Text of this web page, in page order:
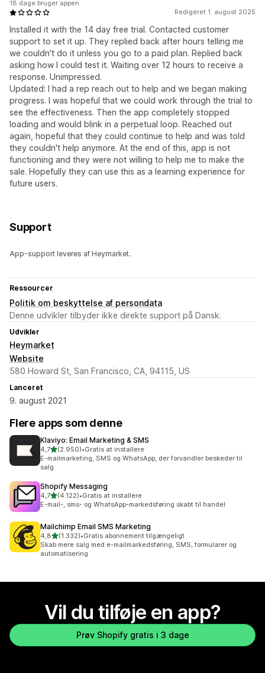
Redigeret 1. august 2025
Installed it with the 14 day free trial. Contacted customer
support to set it up. They replied back after hours telling me
we couldn't do it unless you go to a paid plan. Replied back
asking how I could test it. Waiting over 12 hours to receive a
response. Unimpressed.
Updated: I had a rep reach out to help and we began making
progress. I was hopeful that we could work through the trial to
see the effectiveness. Then the app completely stopped
loading and would blink in a perpetual loop. Reached out
again, hopeful that they could continue to help and was told
they couldn't help anymore. At the end of this, app is not
functioning and they were not willing to help me to make the
sale. Hopefully they can use this as a learning experience for
future users.
18 dage bruger appen
Support
App-support leveres af Heymarket.
Ressourcer
Politik om beskyttelse af persondata
Denne udvikler tilbyder ikke direkte support på Dansk.
Udvikler
Heymarket
Website
580 Howard St, San Francisco, CA, 94115, US
Lanceret
9. august 2021
Flere apps som denne
Klaviyo: Email Marketing & SMS
4,7ud af 5 stjerner
(2.950)
2950 anmeldelser i alt
•Gratis at installere
E-mailmarketing, SMS og WhatsApp, der forvandler beskeder til
salg
Shopify Messaging
4,7ud af 5 stjerner
(4.122)
4122 anmeldelser i alt
•Gratis at installere
E-mail-, sms- og WhatsApp-markedsføring skabt til handel
Mailchimp Email SMS Marketing
4,8ud af 5 stjerner
(1.332)
1332 anmeldelser i alt
•Gratis abonnement tilgængeligt
Skab mere salg med e-mailmarkedsføring, SMS, formularer og
automatisering
Vil du tilføje en app?
Prøv Shopify gratis i 3 dage